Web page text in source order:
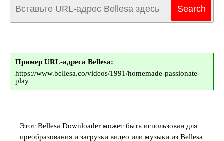
Пример URL-адреса Bellesa:
https://www.bellesa.co/videos/1991/homemade-passionate-
play
Этот Bellesa Downloader может быть использован для
преобразования и загрузки видео или музыки из Bellesa